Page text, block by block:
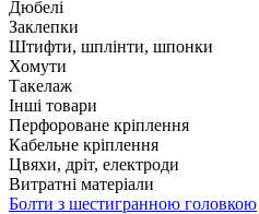
Дюбелі
Заклепки
Штифти, шплінти, шпонки
Хомути
Такелаж
Інші товари
Перфороване кріплення
Кабельне кріплення
Цвяхи, дріт, електроди
Витратні матеріали
Болти з шестигранною головкою